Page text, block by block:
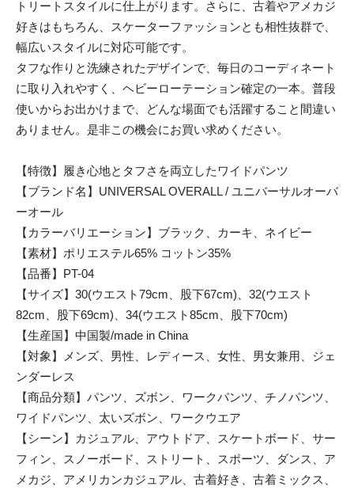
トリートスタイルに仕上がります。さらに、古着やアメカジ
好きはもちろん、スケーターファッションとも相性抜群で、
幅広いスタイルに対応可能です。
タフな作りと洗練されたデザインで、毎日のコーディネート
に取り入れやすく、ヘビーローテーション確定の一本。普段
使いからお出かけまで、どんな場面でも活躍すること間違い
ありません。是非この機会にお買い求めください。
【特徴】履き心地とタフさを両立したワイドパンツ
【ブランド名】UNIVERSAL OVERALL / ユニバーサルオーバ
ーオール
【カラーバリエーション】ブラック、カーキ、ネイビー
【素材】ポリエステル65% コットン35%
【品番】PT-04
【サイズ】30(ウエスト79cm、股下67cm)、32(ウエスト
82cm、股下69cm)、34(ウエスト85cm、股下70cm)
【生産国】中国製/made in China
【対象】メンズ、男性、レディース、女性、男女兼用、ジェ
ンダーレス
【商品分類】パンツ、ズボン、ワークパンツ、チノパンツ、
ワイドパンツ、太いズボン、ワークウエア
【シーン】カジュアル、アウトドア、スケートボード、サー
フィン、スノーボード、ストリート、スポーツ、ダンス、ア
メカジ、アメリカンカジュアル、古着好き、古着ミックス、